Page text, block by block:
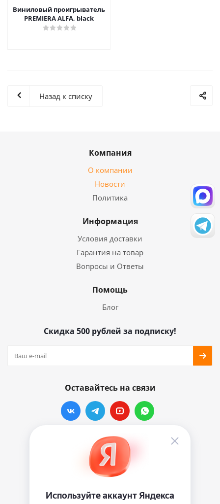
Виниловый проигрыватель
PREMIERA ALFA, black
Назад к списку
Компания
О компании
Новости
Политика
Информация
Условия доставки
Гарантия на товар
Вопросы и Ответы
Помощь
Блог
Скидка 500 рублей за подписку!
Оставайтесь на связи
Наши контакты
info@vinylmarkt.ru